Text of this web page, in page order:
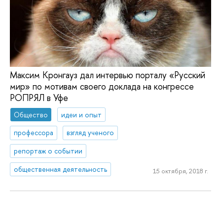
Максим Кронгауз дал интервью порталу «Русский
мир» по мотивам своего доклада на конгрессе
РОПРЯЛ в Уфе
Общество
идеи и опыт
профессора
взгляд ученого
репортаж о событии
общественная деятельность
15 октября, 2018 г.